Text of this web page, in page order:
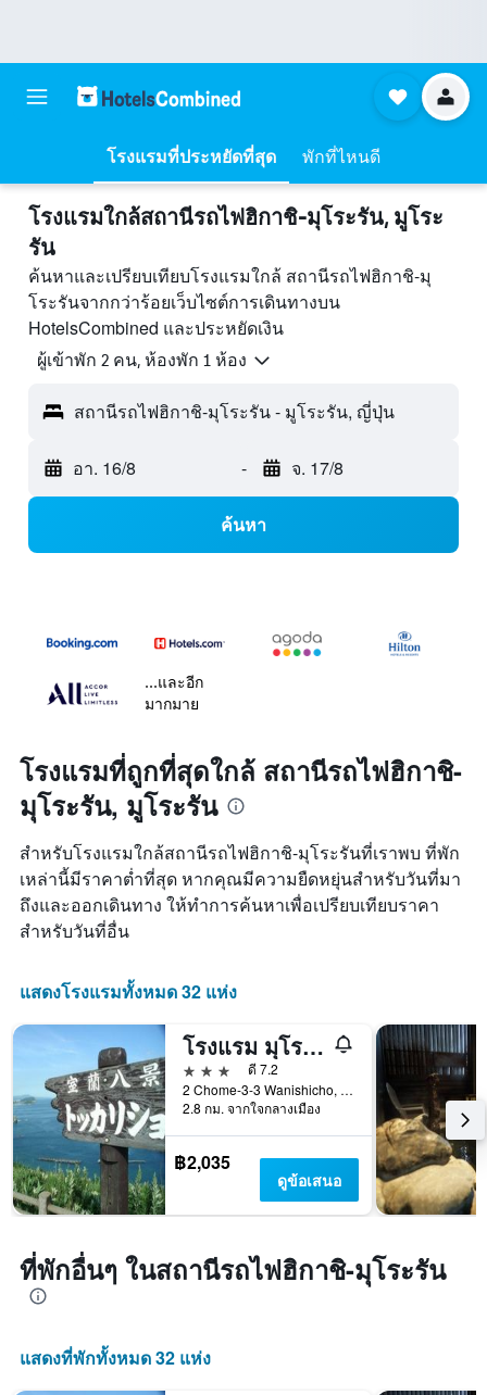
โรงแรมที่ประหยัดที่สุด พักที่ไหนดี
โรงแรมใกล้สถานีรถไฟฮิกาชิ-มุโระรัน, มูโระ
รัน
ค้นหาและเปรียบเทียบโรงแรมใกล้ สถานีรถไฟฮิกาชิ-มุ
โระรันจากกว่าร้อยเว็บไซต์การเดินทางบน
HotelsCombined และประหยัดเงิน
ผู้เข้าพัก 2 คน, ห้องพัก 1 ห้อง
สถานีรถไฟฮิกาชิ-มุโระรัน - มูโระรัน, ญี่ปุ่น
อา. 16/8 - จ. 17/8
ค้นหา
...และอีก
มากมาย
โรงแรมที่ถูกที่สุดใกล้ สถานีรถไฟฮิกาชิ-
มุโระรัน, มูโระรัน
สำหรับโรงแรมใกล้สถานีรถไฟฮิกาชิ-มุโระรันที่เราพบ ที่พัก
เหล่านี้มีราคาต่ำที่สุด หากคุณมีความยืดหยุ่นสำหรับวันที่มา
ถึงและออกเดินทาง ให้ทำการค้นหาเพื่อเปรียบเทียบราคา
สำหรับวันที่อื่น
แสดงโรงแรมทั้งหมด 32 แห่ง
โรงแรม มุโรรัน ฮิลส์ วานิชิ เอกิมาเอะ
3 ดาว
ดี 7.2
2 Chome-3-3 Wanishicho, มูโระรัน, ญี่ปุ่น
2.8 กม. จากใจกลางเมือง
฿2,035
ดูข้อเสนอ
ที่พักอื่นๆ ในสถานีรถไฟฮิกาชิ-มุโระรัน
แสดงที่พักทั้งหมด 32 แห่ง